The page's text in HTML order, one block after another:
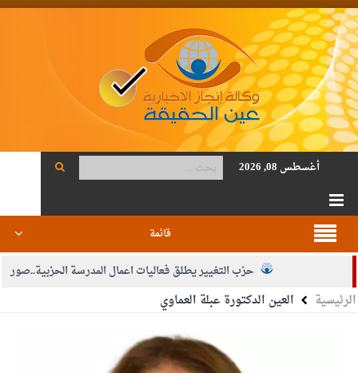
أغسطس 08, 2026
قائمة
حزب التغيير يطلق فعاليات اعمال المدرسة الحزبية..صور
الجيش يفتح باب التجنيد لحملة البكالوريوس في الحقوق والقانون
بيان اجتماع عمّان:دعم الوصاية الهاشمية التاريخية على المقدسات
الإسلامية والمسيحية
الرئيسية العين الدكتورة عبلة العماوي